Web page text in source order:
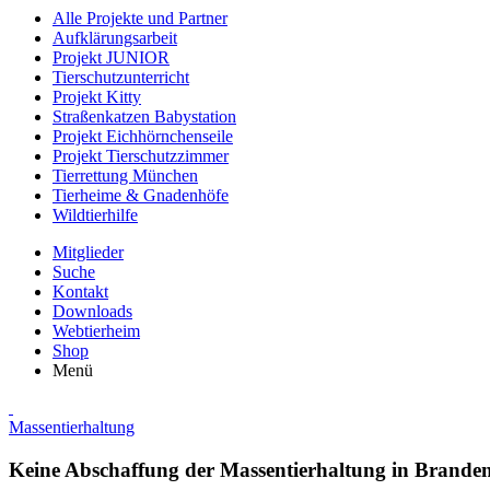
Alle Projekte und Partner
Aufklärungsarbeit
Projekt JUNIOR
Tierschutzunterricht
Projekt Kitty
Straßenkatzen Babystation
Projekt Eichhörnchenseile
Projekt Tierschutzzimmer
Tierrettung München
Tierheime & Gnadenhöfe
Wildtierhilfe
Mitglieder
Suche
Kontakt
Downloads
Webtierheim
Shop
Menü
Massentierhaltung
Keine Abschaffung der Massentierhaltung in